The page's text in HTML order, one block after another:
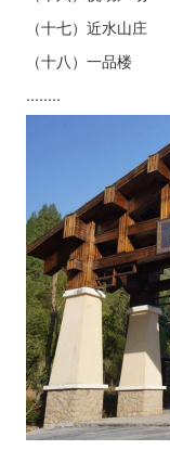
（十七）近水山庄
（十八）一品楼
........